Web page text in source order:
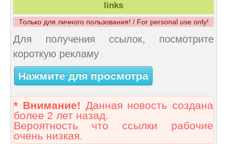
links
Только для личного пользования! / For personal use only!
Для получения ссылок, посмотрите
короткую рекламу
Нажмите для просмотра
* Внимание! Данная новость создана
более 2 лет назад.
Вероятность что ссылки рабочие
очень низкая.